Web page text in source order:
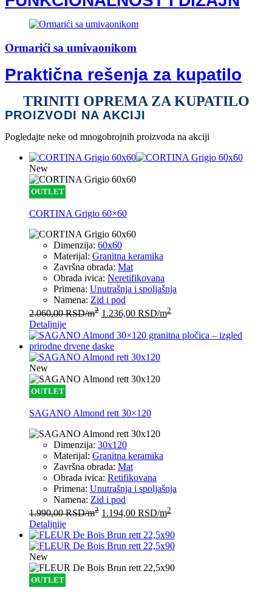
Ormarići sa umivaonikom
Praktična rešenja za kupatilo
TRINITI OPREMA ZA KUPATILO
PROIZVODI NA AKCIJI
Pogledajte neke od mnogobrojnih proizvoda na akciji
New
OUTLET
CORTINA Grigio 60×60
Dimenzija: 60x60
Materijal: Granitna keramika
Završna obrada: Mat
Obrada ivica: Neretifikovana
Primena: Unutrašnja i spoljašnja
Namena: Zid i pod
2.060,00RSD/m2 1.236,00 RSD/m2
Detaljnije
New
OUTLET
SAGANO Almond rett 30×120
Dimenzija: 30x120
Materijal: Granitna keramika
Završna obrada: Mat
Obrada ivica: Retifikovana
Primena: Unutrašnja i spoljašnja
Namena: Zid i pod
1.990,00RSD/m2 1.194,00 RSD/m2
Detaljnije
New
OUTLET